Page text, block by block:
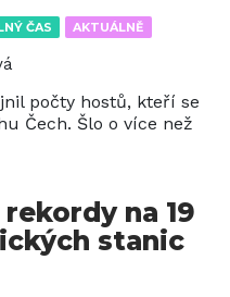
ČAS AKTUÁLNĚ
počty hostů, kteří se
Čech. Šlo o více než
na 19
stanic